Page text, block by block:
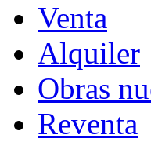
Venta
Alquiler
Obras
Reventa